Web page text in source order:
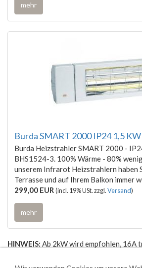
mehr
Burda SMART 2000 IP24 1,5
Burda Heizstrahler SMART 2000 -
BHS1524-3. 100% Wärme - 80%
unserem Infrarot Heizstrahlern haben
Terrasse und auf Ihrem Balkon immer
299,00 EUR(incl. 19% USt. zzgl.Versand)
mehr
HINWEIS: Ab 2kW wird empfohlen, 16A